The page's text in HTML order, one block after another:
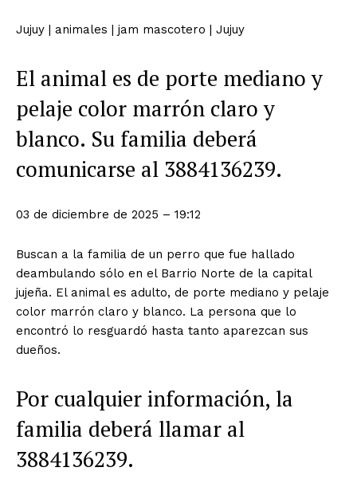
Jujuy | animales | jam mascotero | Jujuy
El animal es de porte mediano y
pelaje color marrón claro y
blanco. Su familia deberá
comunicarse al 3884136239.
03 de diciembre de 2025 – 19:12
Buscan a la familia de un perro que fue hallado
deambulando sólo en el Barrio Norte de la capital
jujeña. El animal es adulto, de porte mediano y pelaje
color marrón claro y blanco. La persona que lo
encontró lo resguardó hasta tanto aparezcan sus
dueños.
Por cualquier información, la
familia deberá llamar al
3884136239.